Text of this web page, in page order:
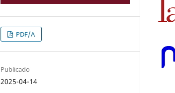
PDF/A
Publicado
2025-04-14